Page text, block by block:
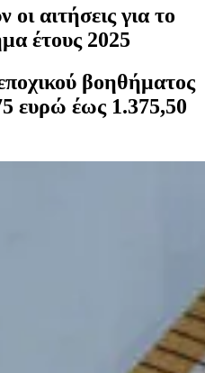
αιτήσεις για το
έτους 2025
βοηθήματος
ευρώ έως 1.375,50